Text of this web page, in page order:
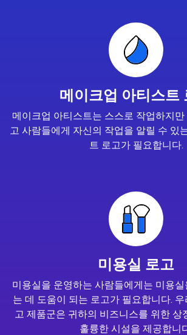
메이크업 아티스트
메이크업 아티스트는 스스로 작업하지
고 사람들에게 자신의 작업을 알릴 수 있
트 로고가 필요합니다.
미용실 로고
미용실을 운영하는 사람들에게는 미용
는 데 도움이 되는 로고가 필요합니다.
고 제품군은 귀하의 비즈니스를 위한 상
훌륭한 시설을 제공합니